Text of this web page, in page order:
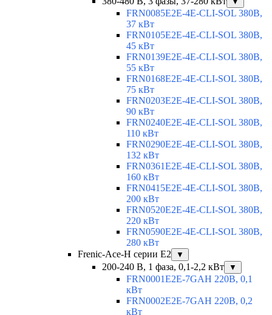
FRN0085E2E-4E-CLI-SOL 380В,
37 кВт
FRN0105E2E-4E-CLI-SOL 380В,
45 кВт
FRN0139E2E-4E-CLI-SOL 380В,
55 кВт
FRN0168E2E-4E-CLI-SOL 380В,
75 кВт
FRN0203E2E-4E-CLI-SOL 380В,
90 кВт
FRN0240E2E-4E-CLI-SOL 380В,
110 кВт
FRN0290E2E-4E-CLI-SOL 380В,
132 кВт
FRN0361E2E-4E-CLI-SOL 380В,
160 кВт
FRN0415E2E-4E-CLI-SOL 380В,
200 кВт
FRN0520E2E-4E-CLI-SOL 380В,
220 кВт
FRN0590E2E-4E-CLI-SOL 380В,
280 кВт
Frenic-Ace-H серии E2
▼
200-240 В, 1 фаза, 0,1-2,2 кВт ▼
FRN0001E2E-7GAH 220В, 0,1
кВт
FRN0002E2E-7GAH 220В, 0,2
кВт